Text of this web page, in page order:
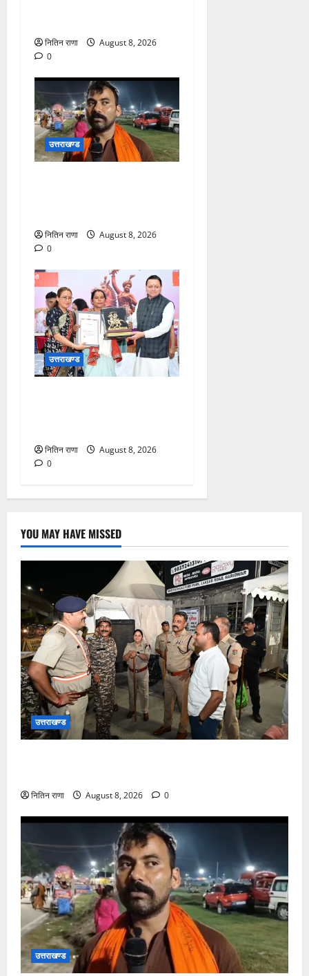
नितिन राणा
August 8, 2026
0
उत्तराखण्ड
नितिन राणा
August 8, 2026
0
उत्तराखण्ड
नितिन राणा
August 8, 2026
0
YOU MAY HAVE MISSED
उत्तराखण्ड
नितिन राणा August 8, 2026 0
उत्तराखण्ड